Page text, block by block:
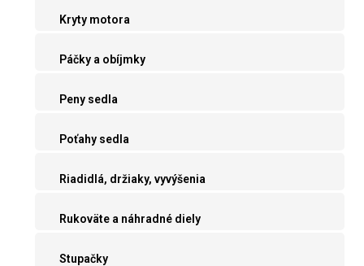
Kryty motora
Páčky a obíjmky
Peny sedla
Poťahy sedla
Riadidlá, držiaky, vyvýšenia
Rukoväte a náhradné diely
Stupačky